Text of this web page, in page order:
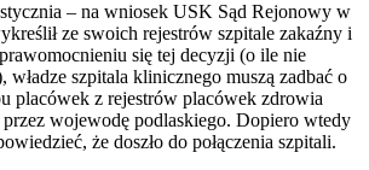
– na wniosek USK Sąd Rejonowy w
ze swoich rejestrów szpitale zakaźny i
się tej decyzji (o ile nie
władze szpitala klinicznego muszą zadbać o
placówek z rejestrów placówek zdrowia
wojewodę podlaskiego. Dopiero wtedy
że doszło do połączenia szpitali.